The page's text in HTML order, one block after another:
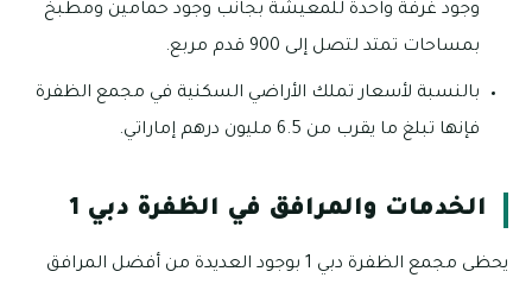
وجود غرفة واحدة للمعيشة بجانب وجود حمامين ومطبخ
بمساحات تمتد لتصل إلى 900 قدم مربع.
بالنسبة لأسعار تملك الأراضي السكنية في مجمع الظفرة
فإنها تبلغ ما يقرب من 6.5 مليون درهم إماراتي.
الخدمات والمرافق في الظفرة دبي 1
يحظى مجمع الظفرة دبي 1 بوجود العديدة من أفضل المرافق